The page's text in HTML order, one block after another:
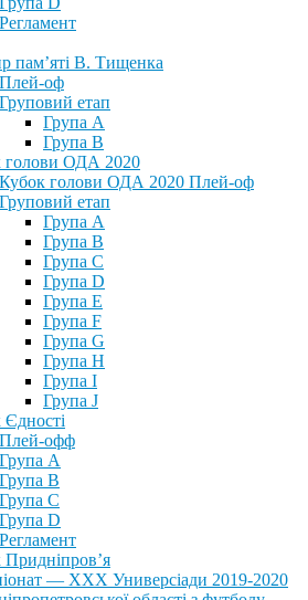
Регламент
пам’яті В. Тищенка
Плей-оф
Груповий етап
Група А
Група В
голови ОДА 2020
Кубок голови ОДА 2020 Плей-оф
Груповий етап
Група A
Група B
Група C
Група D
Група E
Група F
Група G
Група H
Група I
Група J
Плей-офф
Група А
Група В
Група С
Група D
Регламент
— ХХХ Универсіади 2019-2020